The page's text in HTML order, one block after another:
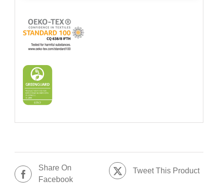
Share On
Facebook
Tweet This Product